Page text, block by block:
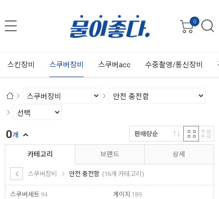
0
스킨장비 스쿠버장비 스쿠버acc 수중촬영/통신장비
카테고리
스쿠버장비 안전 충전함 (16개 카테고리)
스쿠버세트 94
게이지 189
브랜드 상세
0개 판매량순